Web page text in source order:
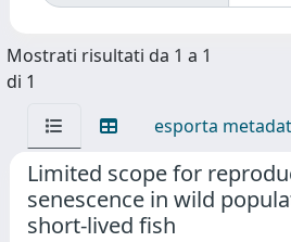
Mostrati risultati da 1 a 1
di 1
esporta
Limited scope for
senescence in wild
short-lived fish